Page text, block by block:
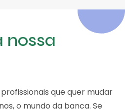
nossa
que quer mudar
o mundo da banca. Se